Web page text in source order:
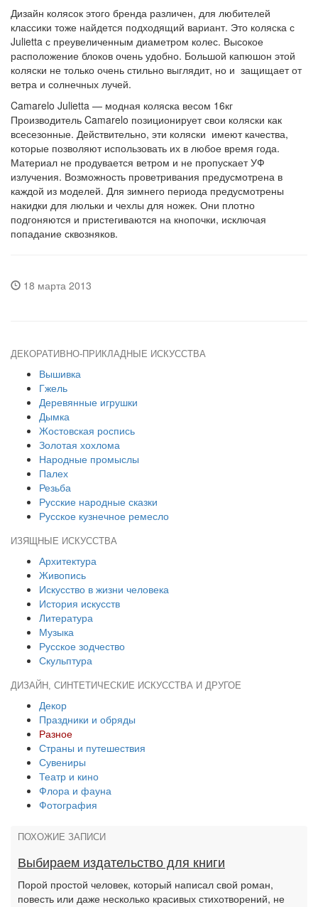
Дизайн колясок этого бренда различен, для любителей
классики тоже найдется подходящий вариант. Это коляска с
Julietta с преувеличенным диаметром колес. Высокое
расположение блоков очень удобно. Большой капюшон этой
коляски не только очень стильно выглядит, но и защищает от
ветра и солнечных лучей.
Camarelo Julietta — модная коляска весом 16кг
Производитель Camarelo позиционирует свои коляски как
всесезонные. Действительно, эти коляски имеют качества,
которые позволяют использовать их в любое время года.
Материал не продувается ветром и не пропускает УФ
излучения. Возможность проветривания предусмотрена в
каждой из моделей. Для зимнего периода предусмотрены
накидки для люльки и чехлы для ножек. Они плотно
подгоняются и пристегиваются на кнопочки, исключая
попадание сквозняков.
18 марта 2013
ДЕКОРАТИВНО-ПРИКЛАДНЫЕ ИСКУССТВА
Вышивка
Гжель
Деревянные игрушки
Дымка
Жостовская роспись
Золотая хохлома
Народные промыслы
Палех
Резьба
Русские народные сказки
Русское кузнечное ремесло
ИЗЯЩНЫЕ ИСКУССТВА
Архитектура
Живопись
Искусство в жизни человека
История искусств
Литература
Музыка
Русское зодчество
Скульптура
ДИЗАЙН, СИНТЕТИЧЕСКИЕ ИСКУССТВА И ДРУГОЕ
Декор
Праздники и обряды
Разное
Страны и путешествия
Сувениры
Театр и кино
Флора и фауна
Фотография
ПОХОЖИЕ ЗАПИСИ
Выбираем издательство для книги
Порой простой человек, который написал свой роман,
повесть или даже несколько красивых стихотворений, не